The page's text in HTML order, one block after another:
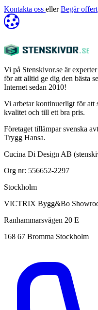
Kontakta oss eller Begär offert
Vi på Stenskivor.se är
för att alltid ge dig den bästa
Internet sedan 2010!
Vi arbetar kontinuerligt för att
kvalitet och till ett bra pris.
Företaget tillämpar svenska
Trygg Hansa.
Cucina Di Design AB
Org nr: 556652-2297
Stockholm
VICTRIX Bygg&Bo
Ranhammarsvägen 20 E
168 67 Bromma Stockholm